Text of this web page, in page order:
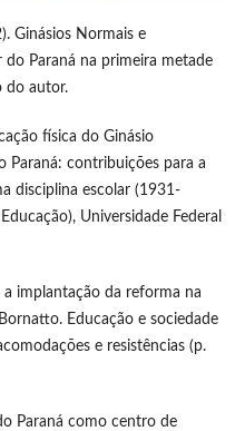
Ginásios Normais e
do Paraná na primeira metade
do autor.
física do Ginásio
Paraná: contribuições para a
disciplina escolar (1931-
Universidade Federal
a implantação da reforma na
Educação e sociedade
e resistências (p.
Paraná como centro de